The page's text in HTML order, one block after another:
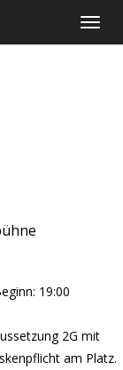
19:00
2G mit
am Platz.